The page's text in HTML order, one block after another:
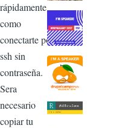
rápidamente
como
conectarte por
ssh sin
contraseña.
Sera
necesario
copiar tu